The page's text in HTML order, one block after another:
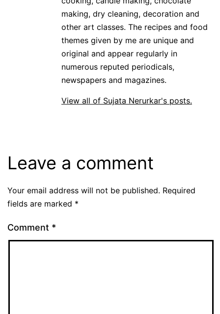
making, dry cleaning, decoration and
other art classes. The recipes and food
themes given by me are unique and
original and appear regularly in
numerous reputed periodicals,
newspapers and magazines.
View all of Sujata Nerurkar's posts.
Leave a comment
Your email address will not be published. Required
fields are marked *
Comment *